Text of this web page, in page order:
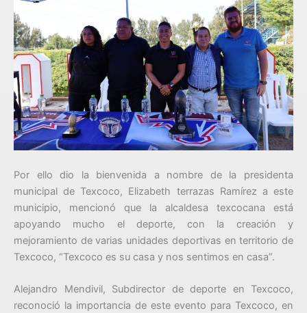
Por ello dio la bienvenida a nombre de la presidenta
municipal de Texcoco, Elizabeth terrazas Ramírez a este
municipio, mencionó que la alcaldesa texcocana está
apoyando mucho el deporte, con la creación y
mejoramiento de varias unidades deportivas en territorio de
Texcoco, “Texcoco es su casa y nos sentimos en casa”.
Alejandro Mendivil, Subdirector de deporte en Texcoco,
reconoció la importancia de este evento para Texcoco, en